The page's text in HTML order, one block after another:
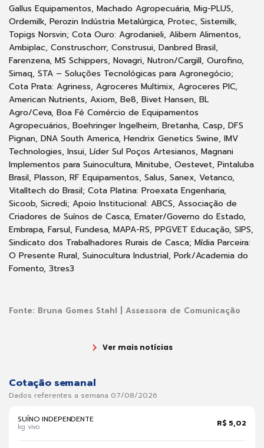
Gallus Equipamentos, Machado Agropecuária, Mig-PLUS,
Ordemilk, Perozin Indústria Metalúrgica, Protec, Sistemilk,
Topigs Norsvin; Cota Ouro: Agrodanieli, Alibem Alimentos,
Ambiplac, Construschorr, Construsui, Danbred Brasil,
Farenzena, MS Schippers, Novagri, Nutron/Cargill, Ourofino,
Simaq, STA – Soluções Tecnológicas para Agronegócio;
Cota Prata: Agriness, Agroceres Multimix, Agroceres PIC,
American Nutrients, Axiom, Be8, Bivet Hansen, BL
Agro/Ceva, Boa Fé Comércio de Equipamentos
Agropecuários, Boehringer Ingelheim, Bretanha, Casp, DFS
Pignan, DNA South America, Hendrix Genetics Swine, IMV
Technologies, Insui, Líder Sul Poços Artesianos, Magnani
Implementos para Suinocultura, Minitube, Oestevet, Pintaluba
Brasil, Plasson, RF Equipamentos, Salus, Sanex, Vetanco,
Vitalltech do Brasil; Cota Platina: Proexata Engenharia,
Sicoob, Sicredi; Apoio Institucional: ABCS, Associação de
Criadores de Suínos de Casca, Emater/Governo do Estado,
Embrapa, Farsul, Fundesa, MAPA-RS, PPGVET Educação, SIPS,
Sindicato dos Trabalhadores Rurais de Casca; Mídia Parceira:
O Presente Rural, Suinocultura Industrial, Pork/Academia do
Fomento, 3tres3
Fonte: Bruna Gomes Stahl | Assessora de Comunicação
Ver mais notícias
Cotação semanal
Dados referentes a semana 07/08/2026
SUÍNO INDEPENDENTE
kg vivo R$ 5,02